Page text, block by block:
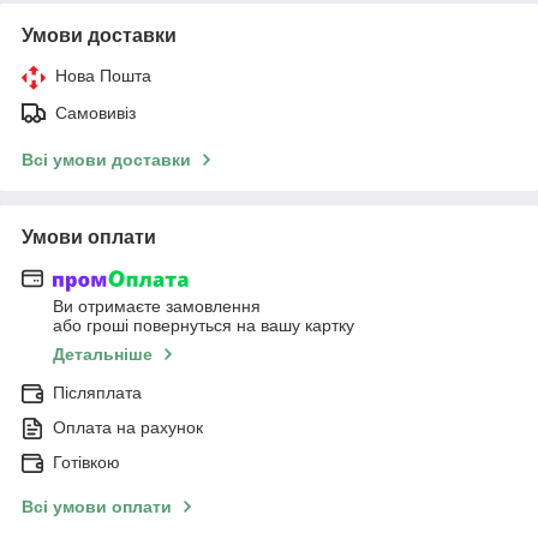
Умови доставки
Нова Пошта
Самовивіз
Всі умови доставки
Умови оплати
Ви отримаєте замовлення
або гроші повернуться на вашу картку
Детальніше
Післяплата
Оплата на рахунок
Готівкою
Всі умови оплати